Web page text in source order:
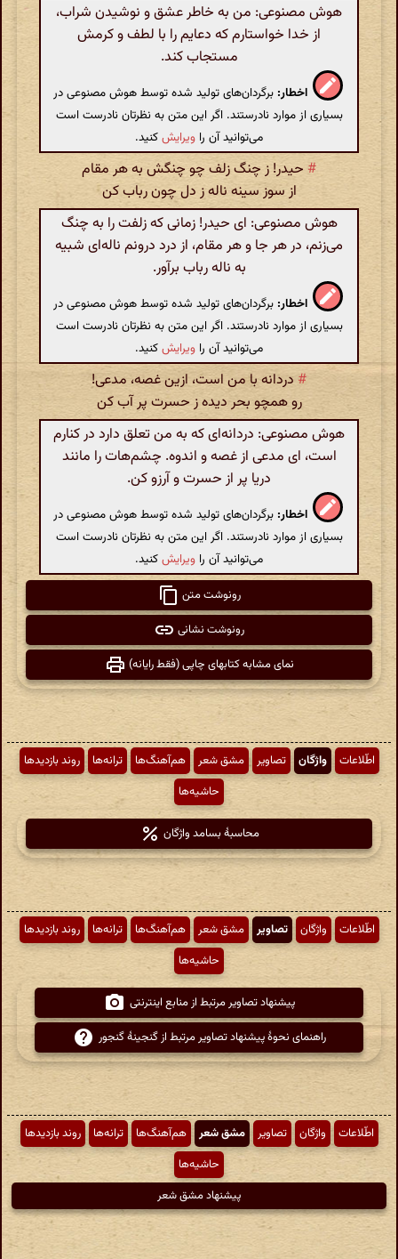
هوش مصنوعی: من به خاطر عشق و نوشیدن شراب،
از خدا خواستارم که دعایم را با لطف و کرمش
مستجاب کند.
اخطار: برگردان‌های تولید شده توسط هوش مصنوعی در
بسیاری از موارد نادرستند. اگر این متن به نظرتان نادرست است
می‌توانید آن را ویرایشکنید.
# حیدر! ز چنگ زلف چو چنگش به هر مقام
از سوز سینه ناله ز دل چون رباب کن
هوش مصنوعی: ای حیدر! زمانی که زلفت را به چنگ
می‌زنم، در هر جا و هر مقام، از درد درونم ناله‌ای شبیه
به ناله رباب برآور.
اخطار: برگردان‌های تولید شده توسط هوش مصنوعی در
بسیاری از موارد نادرستند. اگر این متن به نظرتان نادرست است
می‌توانید آن را ویرایشکنید.
# دردانه با من است، ازین غصه، مدعی!‏
رو همچو بحر دیده ز حسرت پر آب کن
هوش مصنوعی: دردانه‌ای که به من تعلق دارد در کنارم
است، ای مدعی از غصه و اندوه. چشم‌هات را مانند
دریا پر از حسرت و آرزو کن.
اخطار: برگردان‌های تولید شده توسط هوش مصنوعی در
بسیاری از موارد نادرستند. اگر این متن به نظرتان نادرست است
می‌توانید آن را ویرایشکنید.
رونوشت متن
رونوشت نشانی
نمای مشابه کتابهای چاپی (فقط رایانه)
اطّلاعات واژگان تصاویر مشق شعر هم‌آهنگ‌ها ترانه‌ها
روند بازدیدها
حاشیه‌ها
محاسبهٔ بسامد واژگان
اطّلاعات واژگان تصاویر مشق شعر هم‌آهنگ‌ها ترانه‌ها
روند بازدیدها
حاشیه‌ها
پیشنهاد تصاویر مرتبط از منابع اینترنتی
راهنمای نحوهٔ پیشنهاد تصاویر مرتبط از گنجینهٔ گنجور
اطّلاعات واژگان تصاویر مشق شعر هم‌آهنگ‌ها ترانه‌ها
روند بازدیدها
حاشیه‌ها
پیشنهاد مشق شعر